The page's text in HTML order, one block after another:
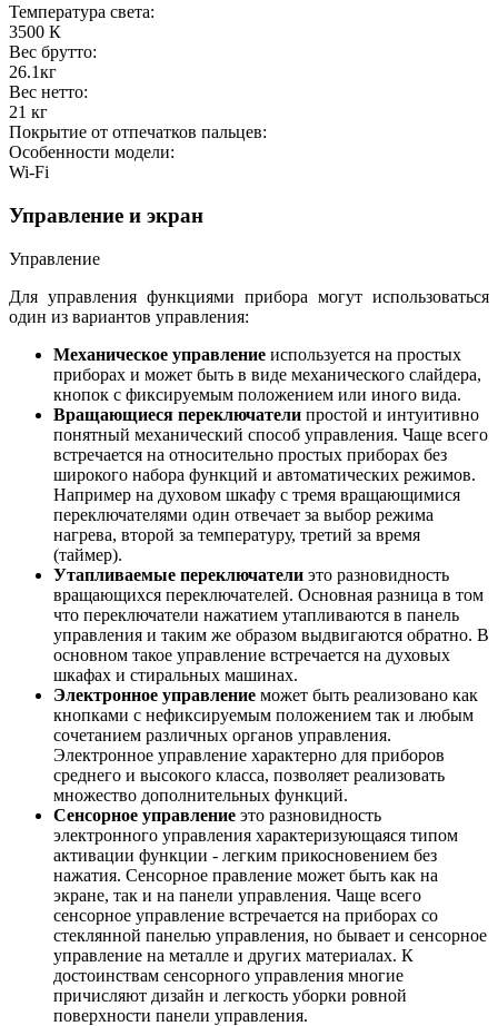
Температура света:
3500 К
Вес брутто:
26.1кг
Вес нетто:
21 кг
Покрытие от отпечатков пальцев:
Особенности модели:
Wi-Fi
Управление и экран
Управление
Для управления функциями прибора могут использоваться
один из вариантов управления:
Механическое управление используется на простых
приборах и может быть в виде механического слайдера,
кнопок с фиксируемым положением или иного вида.
Вращающиеся переключатели простой и интуитивно
понятный механический способ управления. Чаще всего
встречается на относительно простых приборах без
широкого набора функций и автоматических режимов.
Например на духовом шкафу с тремя вращающимися
переключателями один отвечает за выбор режима
нагрева, второй за температуру, третий за время
(таймер).
Утапливаемые переключатели это разновидность
вращающихся переключателей. Основная разница в том
что переключатели нажатием утапливаются в панель
управления и таким же образом выдвигаются обратно. В
основном такое управление встречается на духовых
шкафах и стиральных машинах.
Электронное управление может быть реализовано как
кнопками с нефиксируемым положением так и любым
сочетанием различных органов управления.
Электронное управление характерно для приборов
среднего и высокого класса, позволяет реализовать
множество дополнительных функций.
Сенсорное управление это разновидность
электронного управления характеризующаяся типом
активации функции - легким прикосновением без
нажатия. Сенсорное правление может быть как на
экране, так и на панели управления. Чаще всего
сенсорное управление встречается на приборах со
стеклянной панелью управления, но бывает и сенсорное
управление на металле и других материалах. К
достоинствам сенсорного управления многие
причисляют дизайн и легкость уборки ровной
поверхности панели управления.